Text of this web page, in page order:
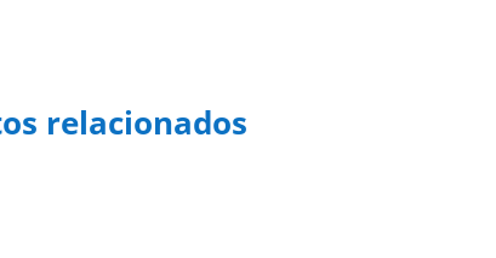
relacionados